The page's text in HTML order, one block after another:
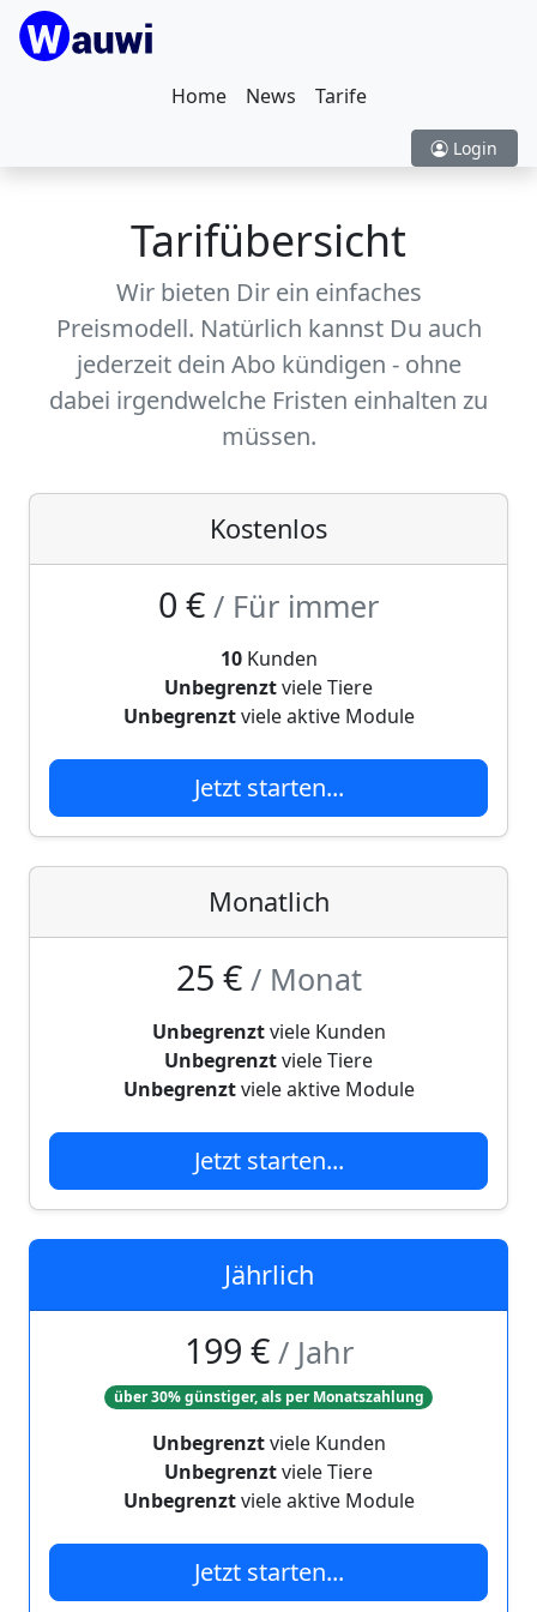
Home News Tarife
Login
Tarifübersicht
Wir bieten Dir ein einfaches
Preismodell. Natürlich kannst Du auch
jederzeit dein Abo kündigen - ohne
dabei irgendwelche Fristen einhalten zu
müssen.
Kostenlos
0 € / Für immer
10Kunden
Unbegrenztviele Tiere
Unbegrenztviele aktive Module
Jetzt starten...
Monatlich
25 € / Monat
Unbegrenztviele Kunden
Unbegrenztviele Tiere
Unbegrenztviele aktive Module
Jetzt starten...
Jährlich
199 € / Jahr
über 30% günstiger, als per Monatszahlung
Unbegrenztviele Kunden
Unbegrenztviele Tiere
Unbegrenztviele aktive Module
Jetzt starten...